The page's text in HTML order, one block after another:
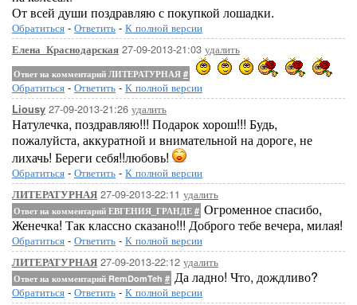
От всей души поздравляю с покупкой лошадки.
Обратиться - Ответить - К полной версии
Елена_Краснодарская 27-09-2013-21:03 удалить
Ответ на комментарий ЛИТЕРАТУРНАЯ #
Обратиться - Ответить - К полной версии
Liousy 27-09-2013-21:26 удалить
Натулечка, поздравляю!!! Подарок хорош!!! Будь,
пожалуйста, аккуратной и внимательной на дороге, не
лихачь! Береги себя!!любовь!
Обратиться - Ответить - К полной версии
ЛИТЕРАТУРНАЯ 27-09-2013-22:11 удалить
Ответ на комментарий ЕВГЕНИЯ_ГРАНДЕ # Огроменное спасибо,
Женечка! Так классно сказано!!! Доброго тебе вечера, милая!
Обратиться - Ответить - К полной версии
ЛИТЕРАТУРНАЯ 27-09-2013-22:12 удалить
Ответ на комментарий RemDomTeh # Да ладно! Что, дождливо?
Обратиться - Ответить - К полной версии